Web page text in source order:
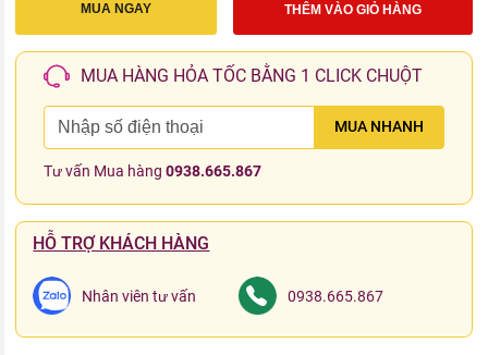
MUA NGAY THÊM VÀO GIỎ HÀNG
MUA HÀNG HỎA TỐC BẰNG 1 CLICK CHUỘT
MUA NHANH
Tư vấn Mua hàng0938.665.867
HỖ TRỢ KHÁCH HÀNG
Nhân viên tư vấn 0938.665.867